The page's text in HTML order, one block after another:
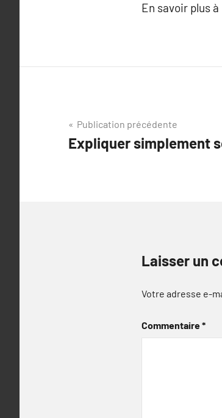
En savoir plus
Navigation
de
Publication précédente
Expliquer simplement
Laisser un
Votre adresse e-
Commentaire*